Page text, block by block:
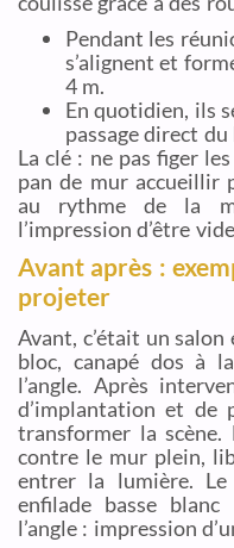
Pendant les
s’alignent et
4 m.
En quotidien, ils
passage direct
La clé : ne pas figer
pan de mur accueillir
au rythme de la
l’impression d’être
Avant après :
projeter
Avant, c’était un salon
bloc, canapé dos à
l’angle. Après
d’implantation et de
transformer la scène.
contre le mur plein,
entrer la lumière.
enfilade basse
l’angle : impression